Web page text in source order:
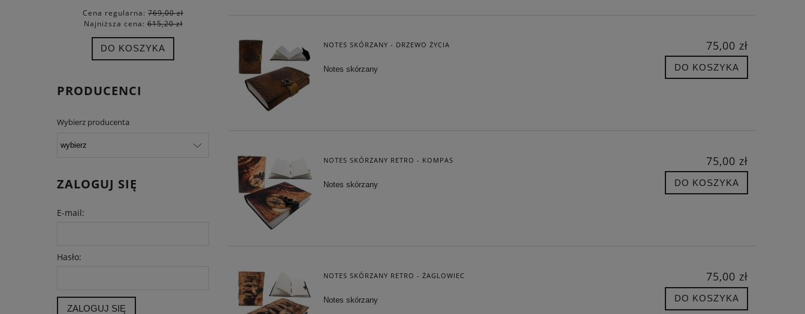
Cena regularna: 769,00 zł
Najniższa cena:615,20 zł
DO KOSZYKA
PRODUCENCI
Wybierz producenta
ZALOGUJ SIĘ
E-mail:
Hasło:
ZALOGUJ SIĘ
NOTES SKÓRZANY - DRZEWO ŻYCIA
Notes skórzany
75,00 zł
DO KOSZYKA
NOTES SKÓRZANY RETRO - KOMPAS
Notes skórzany
75,00 zł
DO KOSZYKA
NOTES SKÓRZANY RETRO - ŻAGLOWIEC
Notes skórzany
75,00 zł
DO KOSZYKA